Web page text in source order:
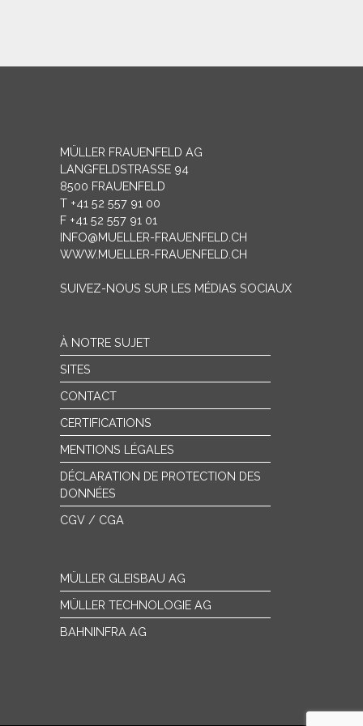
MÜLLER FRAUENFELD AG
LANGFELDSTRASSE 94
8500 FRAUENFELD
T +41 52 557 91 00
F +41 52 557 91 01
INFO@MUELLER-FRAUENFELD.CH
WWW.MUELLER-FRAUENFELD.CH
SUIVEZ-NOUS SUR LES MÉDIAS SOCIAUX
À NOTRE SUJET
SITES
CONTACT
CERTIFICATIONS
MENTIONS LÉGALES
DÉCLARATION DE PROTECTION DES
DONNÉES
CGV / CGA
MÜLLER GLEISBAU AG
MÜLLER TECHNOLOGIE AG
BAHNINFRA AG